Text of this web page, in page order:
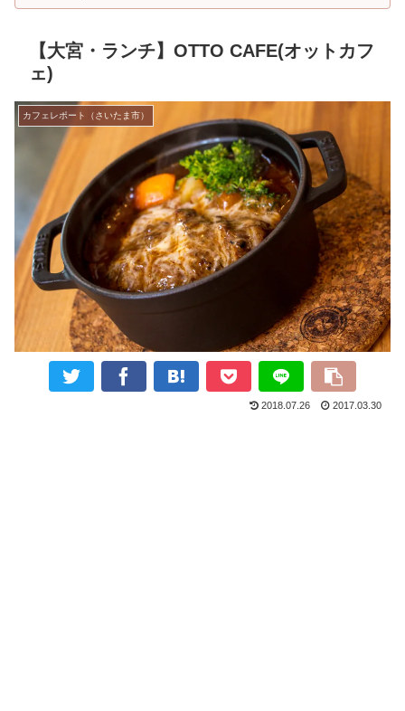
【大宮・ランチ】OTTO CAFE(オットカフ
ェ)
カフェレポート（さいたま市）
2018.07.26 2017.03.30